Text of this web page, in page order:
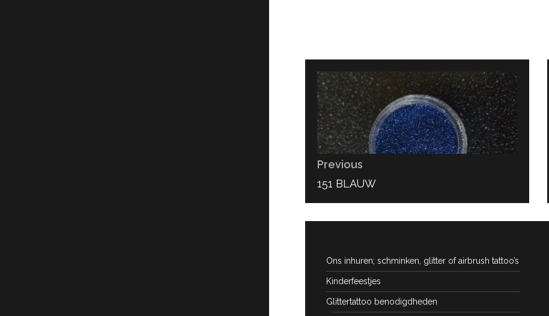
Bericht
navigatie
Previous
PREVIOUS
151 BLAUW
Ons inhuren; schminken, glitter of airbrush tattoo’s
Kinderfeestjes
Glittertattoo benodigdheden